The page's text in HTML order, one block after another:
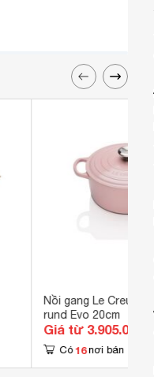
Nồi gang Le Creuset
rund Evo 20cm
Giá từ 3.905.000
Có 16 nơi bán